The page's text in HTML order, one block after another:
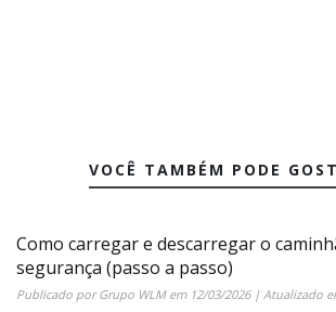
VOCÊ TAMBÉM PODE
Como carregar e descarregar o
segurança (passo a passo)
Publicado porGrupo WLMem 12/03/2026| Atualizado